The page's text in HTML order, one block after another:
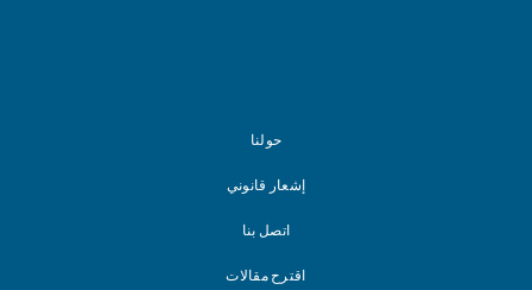
حولنا
إشعار قانوني
اتصل بنا
اقترح مقالات